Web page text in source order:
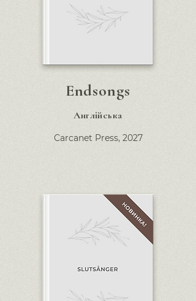
Endsongs
Англійська
Carcanet Press, 2027